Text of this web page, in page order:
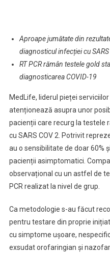
Aproape jumătate din
diagnosticul infecției cu
RT PCR rămân testele gold
diagnosticarea COVID-19
MedLife, liderul pieței
atenționează asupra unor
pacienții care recurg la testele
cu SARS COV 2. Potrivit
au o sensibilitate de doar 60%
pacienții asimptomatici.
observațional cu un astfel de
PCR realizat la nivel de grup.
Ca metodologie s-au făcut
pentru testare din proprie
cu simptome ușoare,
exsudat orofaringian și